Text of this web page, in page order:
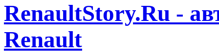
RenaultStory.Ru -
Renault